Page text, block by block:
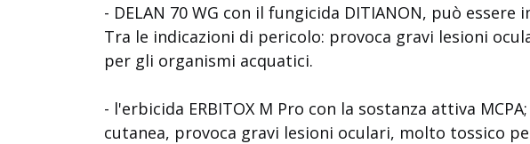
- DELAN 70 WG con il fungicida DITIANON, può essere
Tra le indicazioni di pericolo: provoca gravi lesioni
per gli organismi acquatici.
- l'erbicida ERBITOX M Pro con la sostanza attiva
cutanea, provoca gravi lesioni oculari, molto tossico